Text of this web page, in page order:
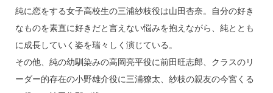
純に恋をする女子高校生の三浦紗枝役は山田杏奈。自分の好き
なものを素直に好きだと言えない悩みを抱えながら、純ととも
に成長していく姿を瑞々しく演じている。
その他、純の幼馴染みの高岡亮平役に前田旺志郎、クラスのリ
ーダー的存在の小野雄介役に三浦獠太、紗枝の親友の今宮くる